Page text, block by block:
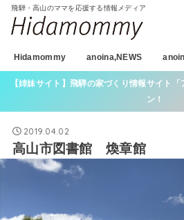
飛騨・高山のママを応援する情報メディア
Hidamommy anoina,NEWS
【姉妹サイト】飛騨の家づくり情報サイト
ン！
2019.04.02
高山市図書館 煥章館